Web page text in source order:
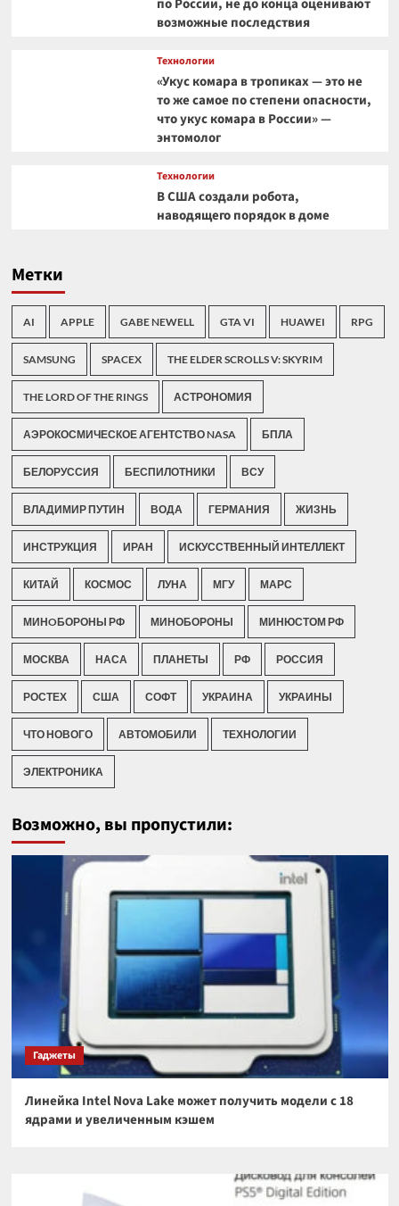
по России, не до конца оценивают
возможные последствия
Технологии
«Укус комара в тропиках — это не
то же самое по степени опасности,
что укус комара в России» —
энтомолог
Технологии
В США создали робота,
наводящего порядок в доме
Метки
AI APPLE GABE NEWELL GTA VI HUAWEI RPG
SAMSUNG SPACEX THE ELDER SCROLLS V: SKYRIM
THE LORD OF THE RINGS АСТРОНОМИЯ
АЭРОКОСМИЧЕСКОЕ АГЕНТСТВО NASA БПЛА
БЕЛОРУССИЯ БЕСПИЛОТНИКИ ВСУ
ВЛАДИМИР ПУТИН ВОДА ГЕРМАНИЯ ЖИЗНЬ
ИНСТРУКЦИЯ ИРАН ИСКУССТВЕННЫЙ ИНТЕЛЛЕКТ
КИТАЙ КОСМОС ЛУНА МГУ МАРС
МИНOБОРОНЫ РФ МИНОБОРОНЫ МИНЮСТОМ РФ
МОСКВА НАСА ПЛАНЕТЫ РФ РОССИЯ
РОСТЕХ США СОФТ УКРАИНА УКРАИНЫ
ЧТО НОВОГО АВТОМОБИЛИ ТЕХНОЛОГИИ
ЭЛЕКТРОНИКА
Возможно, вы пропустили:
Гаджеты
Линейка Intel Nova Lake может получить модели с 18
ядрами и увеличенным кэшем